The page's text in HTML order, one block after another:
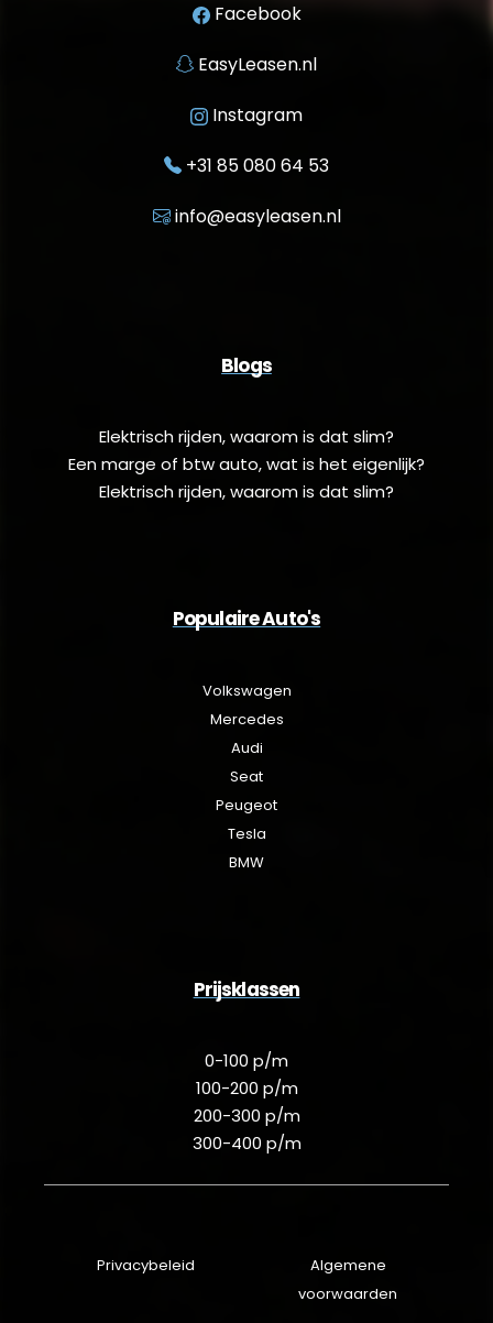
Facebook
EasyLeasen.nl
Instagram
+31 85 080 64 53
info@easyleasen.nl
Blogs
Elektrisch rijden, waarom is dat slim?
Een marge of btw auto, wat is het eigenlijk?
Elektrisch rijden, waarom is dat slim?
Populaire Auto's
Volkswagen
Mercedes
Audi
Seat
Peugeot
Tesla
BMW
Prijsklassen
0-100 p/m
100-200 p/m
200-300 p/m
300-400 p/m
Privacybeleid
Algemene
voorwaarden